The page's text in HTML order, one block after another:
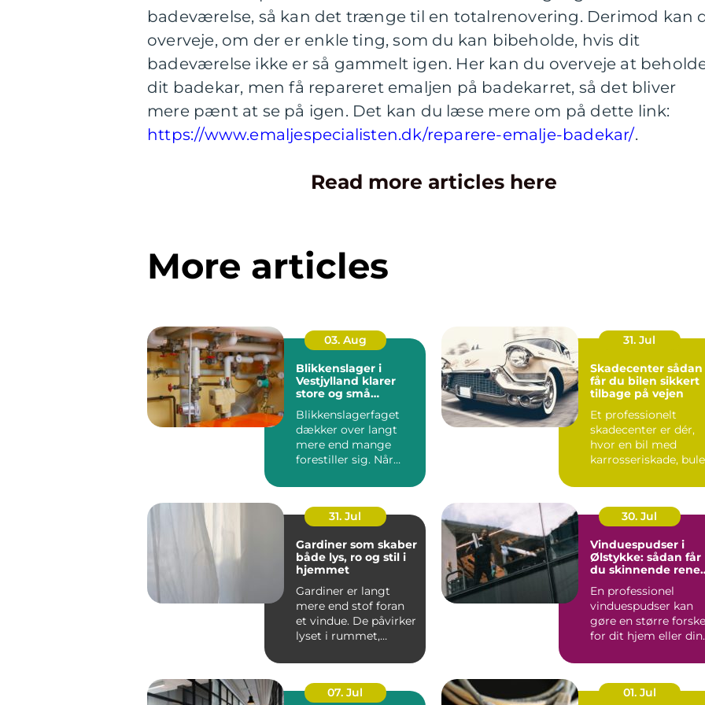
badeværelse, så kan det trænge til en totalrenovering. Derimod kan
overveje, om der er enkle ting, som du kan bibeholde, hvis dit
badeværelse ikke er så gammelt igen. Her kan du overveje at
dit badekar, men få repareret emaljen på badekarret, så det bliver
mere pænt at se på igen. Det kan du læse mere om på dette link:
https://www.emaljespecialisten.dk/reparere-emalje-badekar/.
Read more articles here
More articles
03. Aug
Blikkenslager i
Vestjylland klarer
store og små
Blikkenslagerfaget
dækker over langt
mere end mange
forestiller sig. Når
31. Jul
Skadecenter sådan
får du bilen sikkert
tilbage på vejen
Et professionelt
skadecenter er dér,
hvor en bil med
karrosseriskade,
b...
31. Jul
Gardiner som skaber
både lys, ro og stil i
hjemmet
Gardiner er langt
mere end stof foran
et vindue. De påvirker
lyset i rummet,
30. Jul
Vinduespudser i
Ølstykke: sådan får
du skinnende rene
En professionel
vinduespudser kan
gøre en større
for dit hjem eller din
07. Jul 01. Jul